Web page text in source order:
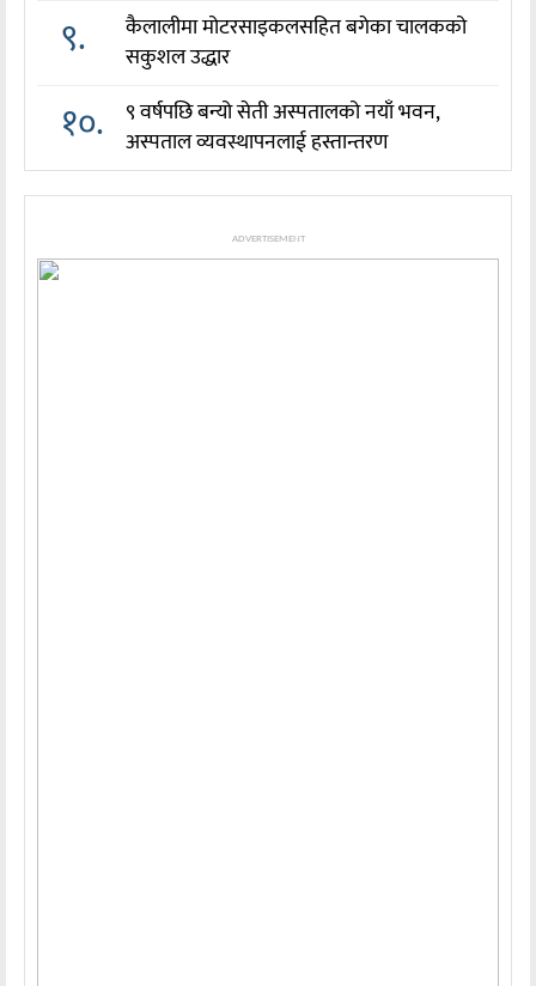
९.
कैलालीमा मोटरसाइकलसहित बगेका चालकको
सकुशल उद्धार
१०.
९ वर्षपछि बन्यो सेती अस्पतालको नयाँ भवन,
अस्पताल व्यवस्थापनलाई हस्तान्तरण
ADVERTISEMENT